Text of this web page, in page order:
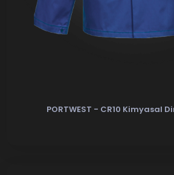
PORTWEST - CR10 Kimyasal